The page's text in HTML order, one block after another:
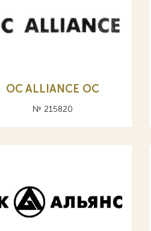
OC ALLIANCE ОС
№ 215820